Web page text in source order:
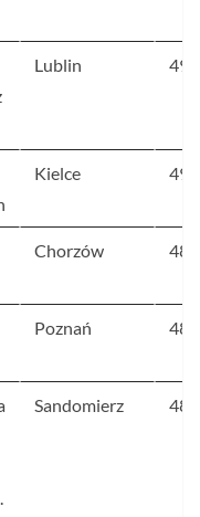
Lublin 49
Kielce 49
Chorzów 48
Poznań 48
Sandomierz 48